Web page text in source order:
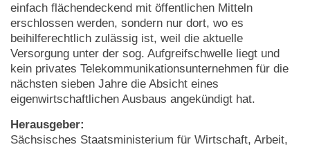
einfach flächendeckend mit öffentlichen Mitteln
erschlossen werden, sondern nur dort, wo es
beihilferechtlich zulässig ist, weil die aktuelle
Versorgung unter der sog. Aufgreifschwelle liegt und
kein privates Telekommunikationsunternehmen für die
nächsten sieben Jahre die Absicht eines
eigenwirtschaftlichen Ausbaus angekündigt hat.
Herausgeber:
Sächsisches Staatsministerium für Wirtschaft, Arbeit,